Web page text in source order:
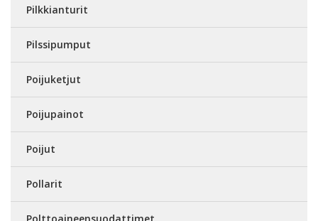
Pilkkianturit
Pilssipumput
Poijuketjut
Poijupainot
Poijut
Pollarit